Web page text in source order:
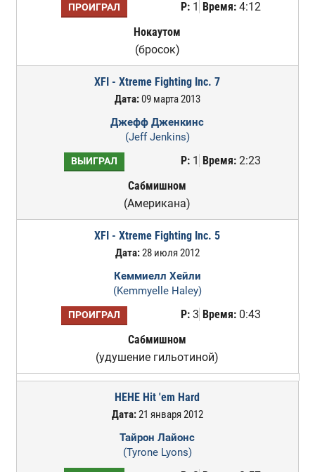
ПРОИГРАЛ Р:1 Время:4:12
Нокаутом
(бросок)
XFI - Xtreme Fighting Inc. 7
Дата:09 марта 2013
Джефф Дженкинс
(Jeff Jenkins)
ВЫИГРАЛ Р:1 Время:2:23
Сабмишном
(Американа)
XFI - Xtreme Fighting Inc. 5
Дата:28 июля 2012
Кеммиелл Хейли
(Kemmyelle Haley)
ПРОИГРАЛ Р:3 Время:0:43
Сабмишном
(удушение гильотиной)
HEHE Hit 'em Hard
Дата:21 января 2012
Тайрон Лайонс
(Tyrone Lyons)